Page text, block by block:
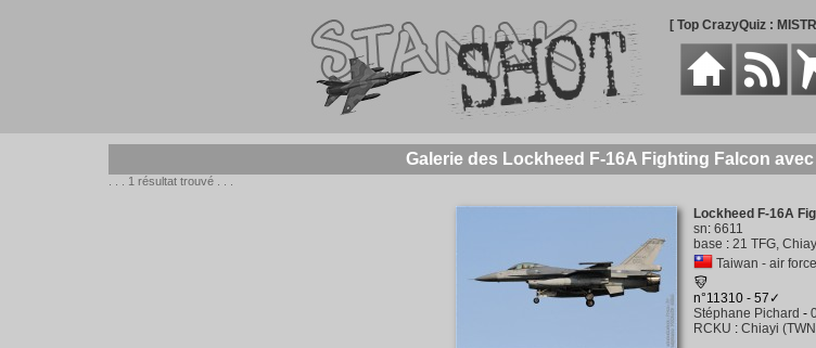
[ Top CrazyQuiz :
Galerie des Lockheed F-16A Fighting Falcon
. . . 1 résultat trouvé . . .
Lockheed F-16A
sn: 6611
base : 21 TFG,
Taiwan - air force
n°11310 - 57✓
Stéphane Pichard -
RCKU : Chiayi